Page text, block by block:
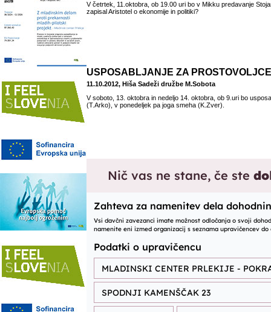
V četrtek, 11.oktobra, ob 19.00 uri bo v Mikku predavanje
zapisal Aristotel o ekonomije in politiki?
USPOSABLJANJE ZA PROSTOVOLJCE
11.10.2012, Hiša Sadeži družbe M.Sobota
V soboto, 13. oktobra in nedeljo 14. oktobra, ob 9.uri bo
(T.Arko), v ponedeljek pa joga smeha (K.Zver).